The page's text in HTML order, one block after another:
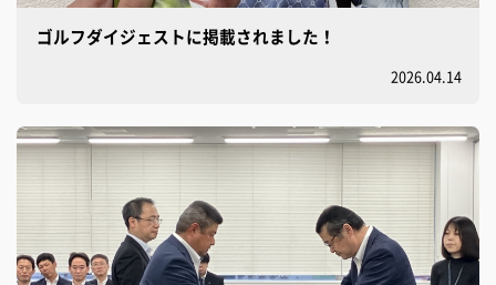
ゴルフダイジェストに掲載されました！
2026.04.14